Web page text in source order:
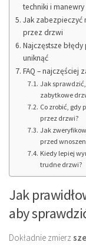
techniki i manewry
Jak zabezpieczyć
przez drzwi
Najczęstsze
uniknąć
FAQ – najczęściej
Jak
zabytkowe
Co zrobić, gdy
przez drzwi?
Jak
przed
Kiedy lepiej
trudne drzwi?
Jak
aby
Dokładnie zmierz